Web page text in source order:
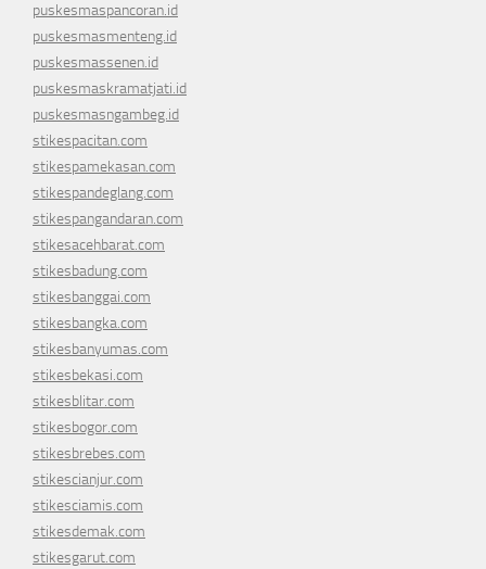
puskesmaspancoran.id
puskesmasmenteng.id
puskesmassenen.id
puskesmaskramatjati.id
puskesmasngambeg.id
stikespacitan.com
stikespamekasan.com
stikespandeglang.com
stikespangandaran.com
stikesacehbarat.com
stikesbadung.com
stikesbanggai.com
stikesbangka.com
stikesbanyumas.com
stikesbekasi.com
stikesblitar.com
stikesbogor.com
stikesbrebes.com
stikescianjur.com
stikesciamis.com
stikesdemak.com
stikesgarut.com